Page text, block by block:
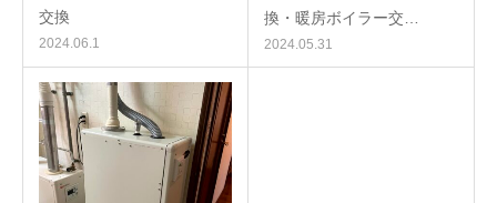
交換
2024.06.1
換・暖房ボイラー交…
2024.05.31